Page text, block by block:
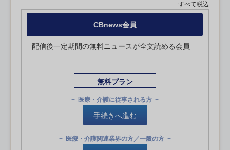
すべて税込
CBnews会員
配信後一定期間の無料ニュースが全文読める会員
無料プラン
医療・介護に従事される方
手続きへ進む
医療・介護関連業界の方／一般の方